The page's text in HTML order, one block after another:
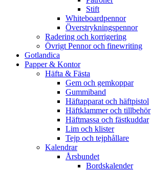
Stift
Whiteboardpennor
Överstrykningspennor
Radering och korrigering
Övrigt Pennor och finewriting
Gotlandica
Papper & Kontor
Häfta & Fästa
Gem och gemkoppar
Gummiband
Häftapparat och häftpistol
Häftklammer och tillbehör
Häftmassa och fästkuddar
Lim och klister
Tejp och tejphållare
Kalendrar
Årsbundet
Bordskalender